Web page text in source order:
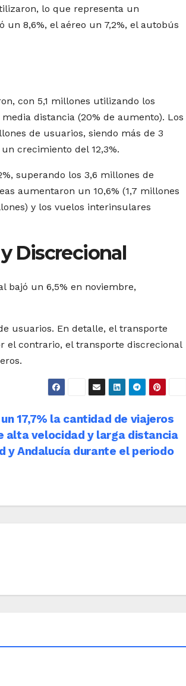
lo que representa un
8,6%, el aéreo un 7,2%, el autobús
con 5,1 millones utilizando los
distancia (20% de aumento). Los
de usuarios, siendo más de 3
crecimiento del 12,3%.
superando los 3,6 millones de
aumentaron un 10,6% (1,7 millones
y los vuelos interinsulares
Discrecional
bajó un 6,5% en noviembre,
usuarios. En detalle, el transporte
el contrario, el transporte discrecional
17,7% la cantidad de viajeros
alta velocidad y larga distancia
y Andalucía durante el periodo